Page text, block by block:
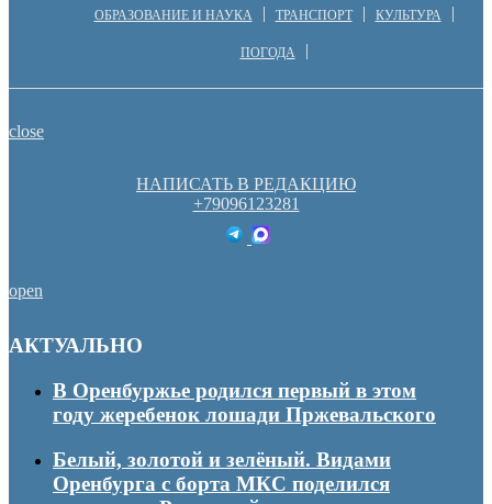
ОБРАЗОВАНИЕ И НАУКА ТРАНСПОРТ КУЛЬТУРА
ПОГОДА
close
НАПИСАТЬ В РЕДАКЦИЮ
+79096123281
open
АКТУАЛЬНО
В Оренбуржье родился первый в этом
году жеребенок лошади Пржевальского
Белый, золотой и зелёный. Видами
Оренбурга с борта МКС поделился